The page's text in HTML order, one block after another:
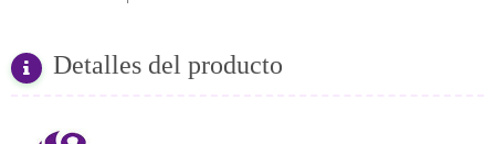
Detalles del producto